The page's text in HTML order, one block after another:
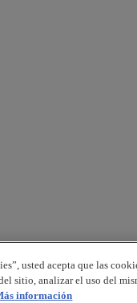
usted acepta que las
sitio, analizar el uso del
información